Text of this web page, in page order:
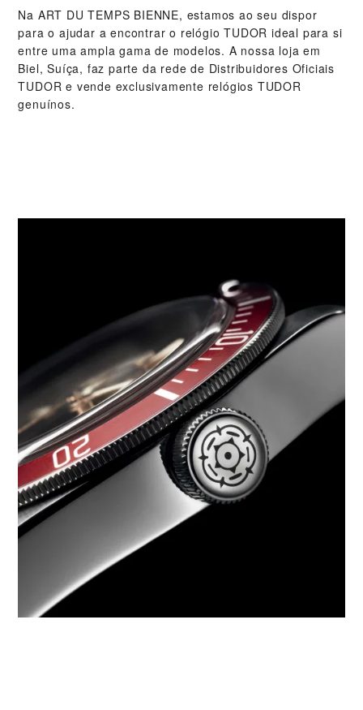
Na ‭ART DU TEMPS BIENNE‬, estamos ao seu dispor
para o ajudar a encontrar o relógio TUDOR ideal para si
entre uma ampla gama de modelos. A nossa loja em
Biel, Suíça, faz parte da rede de Distribuidores Oficiais
TUDOR e vende exclusivamente relógios TUDOR
genuínos.